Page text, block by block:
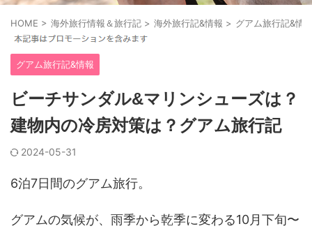
HOME > 海外旅行情報＆旅行記 > 海外旅行記&情報 > グアム旅行記&情
グアム旅行記&情報
ビーチサンダル&マリンシューズは？
建物内の冷房対策は？グアム旅行記
2024-05-31
6泊7日間のグアム旅行。
グアムの気候が、雨季から乾季に変わる10月下旬〜